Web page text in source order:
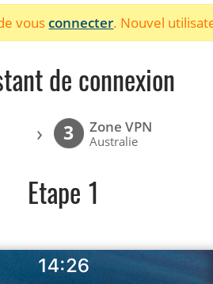
vousconnecter. Nouvel
de connexion
› 3 Zone VPN
Australie
Etape 1